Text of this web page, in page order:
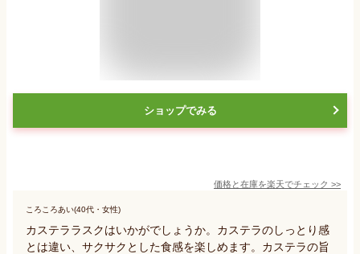
ショップでみる
価格と在庫を楽天でチェック >>
ころころあい(40代・女性)
カステララスクはいかがでしょうか。カステラのしっとり感
とは違い、サクサクとした食感を楽しめます。カステラの旨